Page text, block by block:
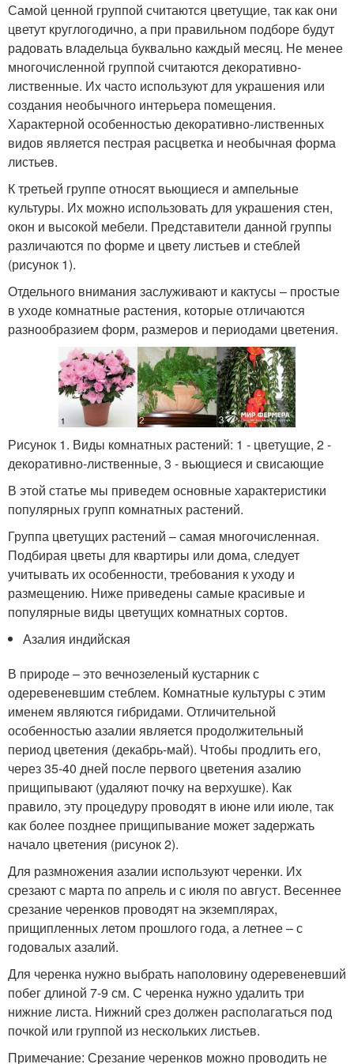
Самой ценной группой считаются цветущие, так как они
цветут круглогодично, а при правильном подборе будут
радовать владельца буквально каждый месяц. Не менее
многочисленной группой считаются декоративно-
лиственные. Их часто используют для украшения или
создания необычного интерьера помещения.
Характерной особенностью декоративно-лиственных
видов является пестрая расцветка и необычная форма
листьев.
К третьей группе относят вьющиеся и ампельные
культуры. Их можно использовать для украшения стен,
окон и высокой мебели. Представители данной группы
различаются по форме и цвету листьев и стеблей
(рисунок 1).
Отдельного внимания заслуживают и кактусы – простые
в уходе комнатные растения, которые отличаются
разнообразием форм, размеров и периодами цветения.
Рисунок 1. Виды комнатных растений: 1 - цветущие, 2 -
декоративно-лиственные, 3 - вьющиеся и свисающие
В этой статье мы приведем основные характеристики
популярных групп комнатных растений.
Группа цветущих растений – самая многочисленная.
Подбирая цветы для квартиры или дома, следует
учитывать их особенности, требования к уходу и
размещению. Ниже приведены самые красивые и
популярные виды цветущих комнатных сортов.
Азалия индийская
В природе – это вечнозеленый кустарник с
одеревеневшим стеблем. Комнатные культуры с этим
именем являются гибридами. Отличительной
особенностью азалии является продолжительный
период цветения (декабрь-май). Чтобы продлить его,
через 35-40 дней после первого цветения азалию
прищипывают (удаляют почку на верхушке). Как
правило, эту процедуру проводят в июне или июле, так
как более позднее прищипывание может задержать
начало цветения (рисунок 2).
Для размножения азалии используют черенки. Их
срезают с марта по апрель и с июля по август. Весеннее
срезание черенков проводят на экземплярах,
прищипленных летом прошлого года, а летнее – с
годовалых азалий.
Для черенка нужно выбрать наполовину одеревеневший
побег длиной 7-9 см. С черенка нужно удалить три
нижние листа. Нижний срез должен располагаться под
почкой или группой из нескольких листьев.
Примечание: Срезание черенков можно проводить не